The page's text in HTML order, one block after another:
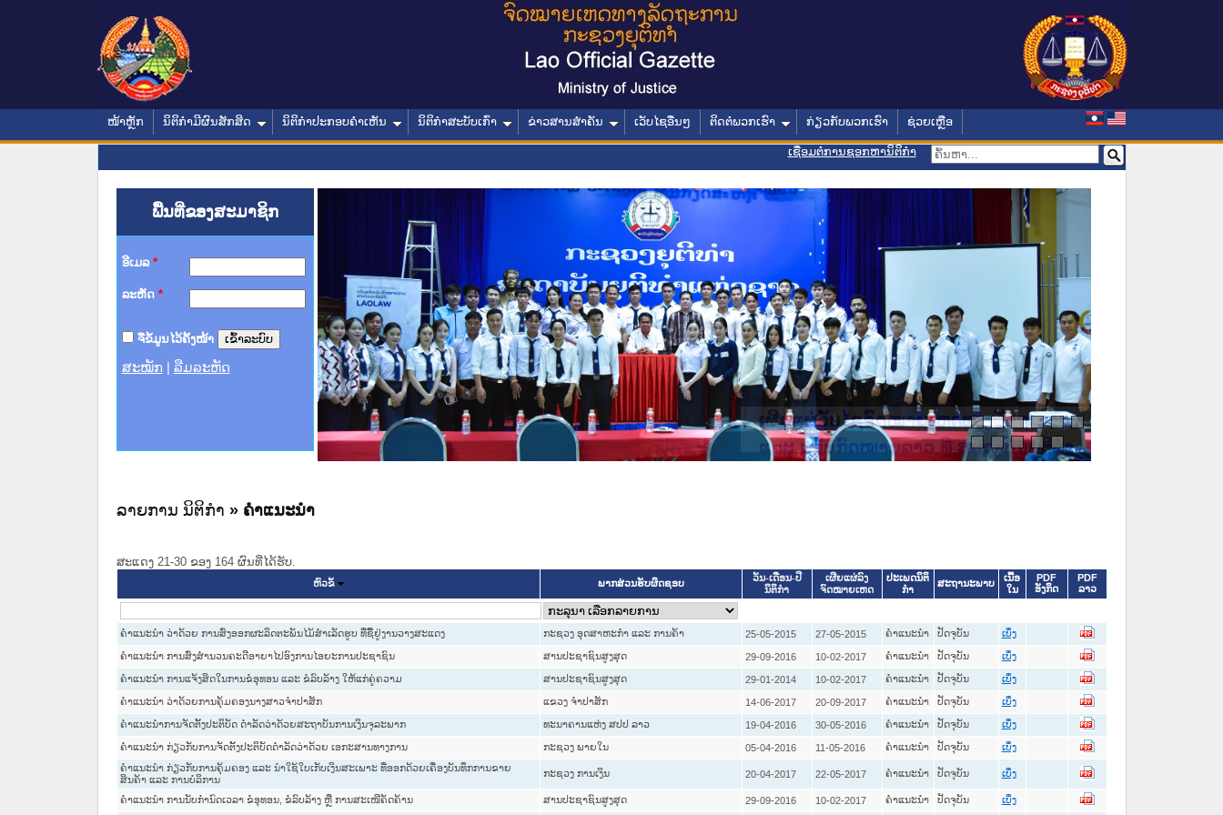
ໜ້າຫຼັກ ນິຕິກໍາມີຜົນສັກສິດ ນິຕິກໍາປະກອບຄໍາເຫັນ ນິຕິກໍາສະບັບເກົ່າ ຂ່າວສານສໍາຄັນ ເວັບໄຊອື່ນໆ ຕິດຕໍ່ພວກເຮົາ ກ່ຽວກັບພວກເຮົາ ຊ່ວຍເຫຼືອ
ເຊື່ອມຕໍ່ການຊອກຫານິຕິກຳ
ພື້ນທີ່ຂອງສະມາຊິກ
ອີເມລ *
ລະຫັດ *
ຈື່ຂໍ້ມູນໄວ້ຄັ້ງໜ້າ
ສະໝັກ ລືມລະຫັດ
ເຜີຍແຜ່ວັບໄຊຈົດໝາຍເຫດທາງລັດຖະການ ແລະ ແອັບ
ກົດໝາຍລາວ ທີ່ ສະຖາບັນຍຸຕິທຳແຫ່ງຊາດ
ານສະພາປະຊາຊົນ ພາກເໜືອ
ທາງລັດຖະການ
ສຳລັບ ພາກກາງ
ສຳລັບ ພາກໃຕ້
ວິທະຍາຄານຕຳຫຼວດປະຊາຊົນ
ວິທະຍາຄານສັນຕິບານປະຊາຊົນ
ຂັ້ນແຂວງພາກເໜືອ
ານສະພາປະຊາຊົນ ພາກກາງ
ລາຍການ ນິຕິກໍາ » ຄໍາແນະນໍາ
ສະແດງ 21-30 ຂອງ 164 ຜົນທີ່ໄດ້ຮັບ.
ຫົວຂໍ້ ພາກສ່ວນຮັບຜິດຊອບ
ວັນ-ເດືອນ-ປີ
ນິຕິກໍາ
ເຜີຍແຜ່ລົງ
ຈົດໝາຍເຫດ
ປະເພດນິຕິ
ກໍາ
ສະຖານະພາບ
ເນື້ອ
ໃນ
PDF
ອັງກິດ
PDF
ລາວ
ຄຳແນະນຳ ວ່າດ້ວຍ ການສົ່ງອອກຜະລິດຕະພັນໄມ້ສຳເລັດຮູບ ທີ່ຊື້ຢູ່ງານວາງສະແດງ ກະຊວງ ອຸດສາຫະກຳ ແລະ ການຄ້າ 25-05-2015 27-05-2015 ຄໍາແນະນໍາ ປັດຈຸບັນ ເບິ່ງ
ຄຳແນະນຳ ການສົ່ງສຳນວນຄະດີອາຍາໄປອົງການໄອຍະການປະຊາຊົນ ສານປະຊາຊົນສູງສຸດ 29-09-2016 10-02-2017 ຄໍາແນະນໍາ ປັດຈຸບັນ ເບິ່ງ
ຄຳແນະນຳ ການແຈ້ງສິດໃນການຂໍອຸທອນ ແລະ ຂໍລົບລ້າງ ໃຫ້ແກ່ຄູ່ຄວາມ ສານປະຊາຊົນສູງສຸດ 29-01-2014 10-02-2017 ຄໍາແນະນໍາ ປັດຈຸບັນ ເບິ່ງ
ຄຳແນະນຳ ວ່າດ້ວຍການຄຸ້ມຄອງນາງສາວຈຳປາສັກ ແຂວງ ຈໍາປາສັກ 14-06-2017 20-09-2017 ຄໍາແນະນໍາ ປັດຈຸບັນ ເບິ່ງ
ຄຳແນະນຳການຈັດຕັ້ງປະຕິບັດ ດຳລັດວ່າດ້ວຍສະຖາບັນການເງິນຈຸລະພາກ ທະນາຄານແຫ່ງ ສປປ ລາວ 19-04-2016 30-05-2016 ຄໍາແນະນໍາ ປັດຈຸບັນ ເບິ່ງ
ຄຳແນະນຳ ກ່ຽວກັບການຈັດຕັ້ງປະຕິບັດດຳລັດວ່າດ້ວຍ ເອກະສານທາງການ ກະຊວງ ພາຍໃນ 05-04-2016 11-05-2016 ຄໍາແນະນໍາ ປັດຈຸບັນ ເບິ່ງ
ຄຳແນະນຳ ກ່ຽວກັບການຄຸ້ມຄອງ ແລະ ນຳໃຊ້ໃບເກັບເງິນສະເພາະ ທີ່ອອກດ້ວຍເຄື່ອງບັນທຶກການຂາຍ
ສິນຄ້າ ແລະ ການບໍລິການ
ກະຊວງ ການເງິນ 20-04-2017 22-05-2017 ຄໍາແນະນໍາ ປັດຈຸບັນ ເບິ່ງ
ຄຳແນະນຳ ການນັບກຳນົດເວລາ ຂໍອຸທອນ, ຂໍລົບລ້າງ ຫຼື ການສະເໜີຄັດຄ້ານ ສານປະຊາຊົນສູງສຸດ 29-09-2016 10-02-2017 ຄໍາແນະນໍາ ປັດຈຸບັນ ເບິ່ງ